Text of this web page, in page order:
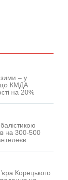
– у
що КМДА
на 20%
на 300-500
Корецького